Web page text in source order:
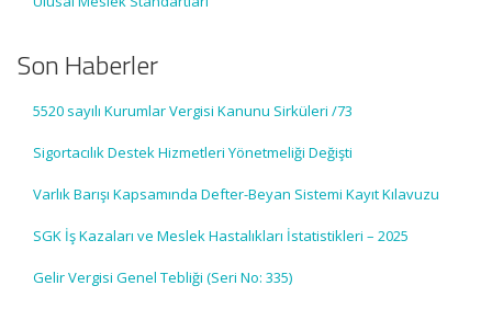
Son Haberler
5520 sayılı Kurumlar Vergisi Kanunu Sirküleri /73
Sigortacılık Destek Hizmetleri Yönetmeliği Değişti
Varlık Barışı Kapsamında Defter-Beyan Sistemi Kayıt Kılavuzu
SGK İş Kazaları ve Meslek Hastalıkları İstatistikleri – 2025
Gelir Vergisi Genel Tebliği (Seri No: 335)